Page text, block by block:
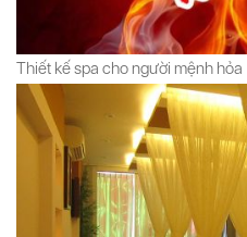
Thiết kế spa cho người mệnh hỏa